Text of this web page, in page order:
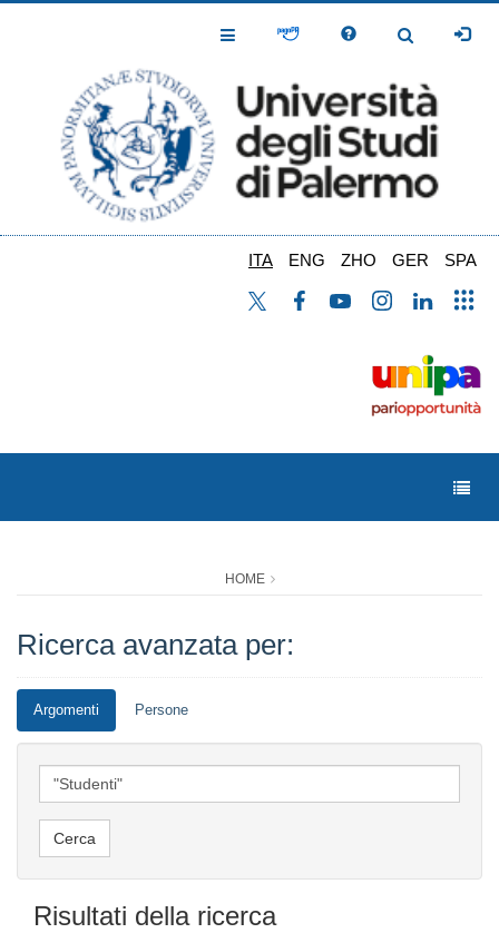
Toggle
Toggle
ITA ENG ZHO GER SPA
HOME
Ricerca avanzata per:
Argomenti Persone
Risultati della ricerca